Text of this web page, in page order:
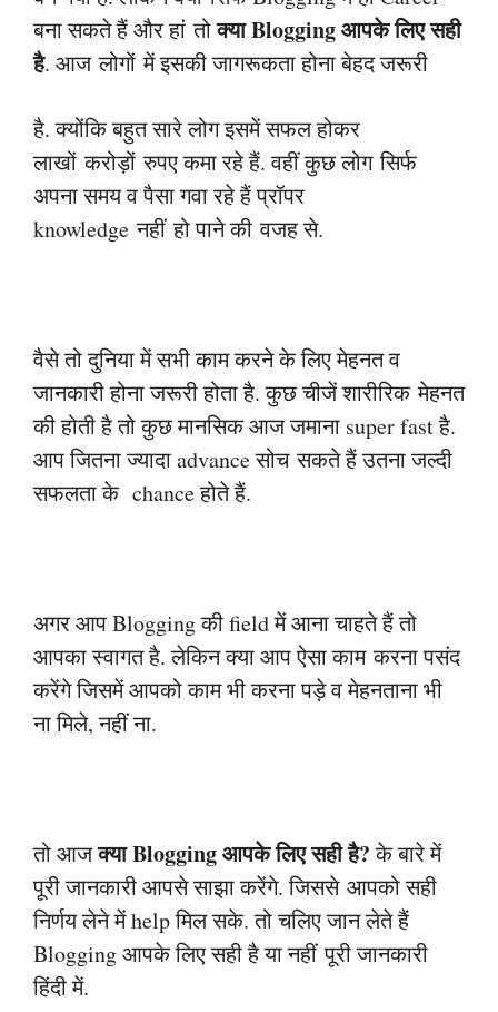
बना सकते हैं और हांतोक्या Blogging आपके लिए सही
है. आजलोगोंमें इसकी जागरूकता होना बेहद जरूरी
है. क्योंकि बहुत सारे लोग इसमें सफल होकर
लाखोंकरोड़ोंरुपए कमा रहे हैं. वहीं कुछ लोगसिर्फ
अपना समय व पैसा गवा रहे हैं प्रॉपर
knowledgeनहींहो पाने कीवजह से.
वैसे तो दुनिया में सभी काम करने के लिए मेहनत व
जानकारी होना जरूरी होता है. कुछ चीजें शारीरिकमेहनत
की होती है तो कुछ मानसिक आज जमाना super fast है.
आप जितना ज्यादा advance सोचसकते हैं उतना जल्दी
सफलता के chance होते हैं.
अगर आप Blogging की field में आना चाहते हैं तो
आपका स्वागत है. लेकिन क्या आप ऐसा कामकरना पसंद
करेंगे जिसमें आपको काम भी करना पड़े व मेहनताना भी
ना मिले, नहीं ना.
तो आजक्या Blogging आपके लिए सही है?के बारे में
पूरी जानकारी आपसे साझा करेंगे. जिससे आपको सही
निर्णय लेने में help मिल सके. तो चलिए जान लेते हैं
Blogging आपके लिए सही है या नहींपूरी जानकारी
हिंदी में.